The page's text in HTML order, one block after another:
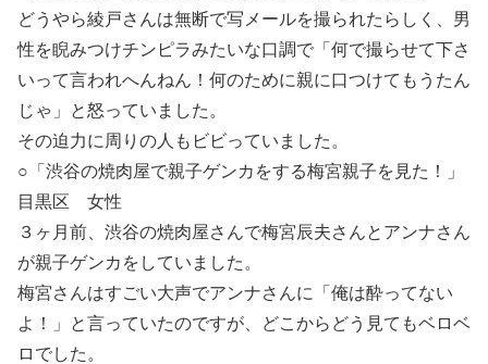
どうやら綾戸さんは無断で写メールを撮られたらしく、男
性を睨みつけチンピラみたいな口調で「何で撮らせて下さ
いって言われへんねん！何のために親に口つけてもうたん
じゃ」と怒っていました。
その迫力に周りの人もビビっていました。
○「渋谷の焼肉屋で親子ゲンカをする梅宮親子を見た！」
目黒区 女性
３ヶ月前、渋谷の焼肉屋さんで梅宮辰夫さんとアンナさん
が親子ゲンカをしていました。
梅宮さんはすごい大声でアンナさんに「俺は酔ってない
よ！」と言っていたのですが、どこからどう見てもベロベ
ロでした。